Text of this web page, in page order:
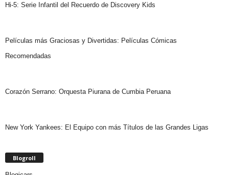
Hi-5: Serie Infantil del Recuerdo de Discovery Kids
Películas más Graciosas y Divertidas: Películas Cómicas
Recomendadas
Corazón Serrano: Orquesta Piurana de Cumbia Peruana
New York Yankees: El Equipo con más Títulos de las Grandes Ligas
Blogroll